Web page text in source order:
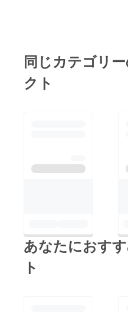
同じカテゴリ
クト
あなたにおす
ト